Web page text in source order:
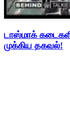
டாஸ்மாக்
முக்கிய தகவல்!